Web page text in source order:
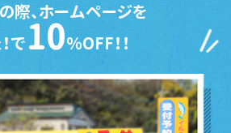
際、ホームページを
で10％OFF！！